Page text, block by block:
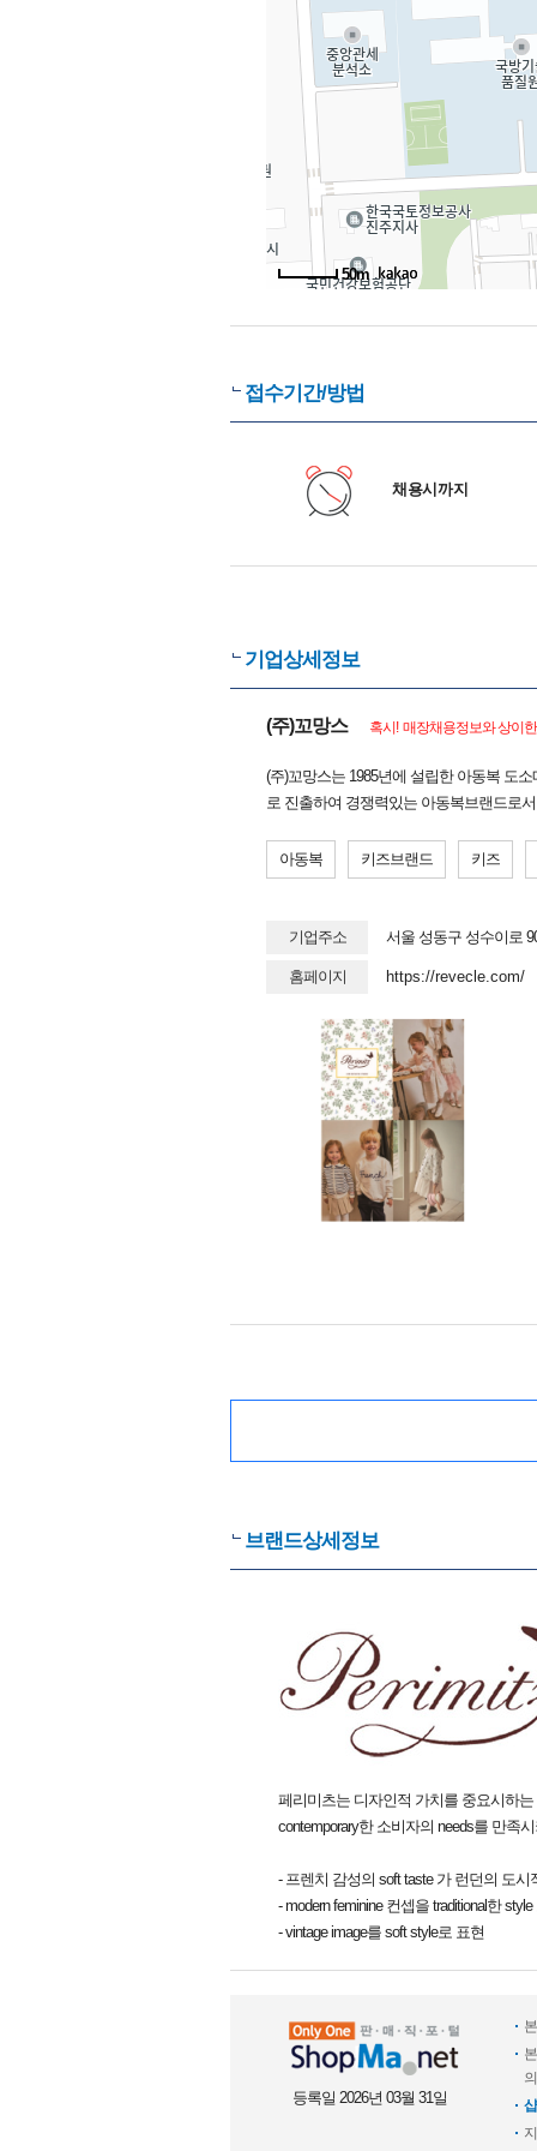
50m
접수기간/방법
채용시까지
기업상세정보
(주)꼬망스 혹시! 매장채용정보와 상이
(주)꼬망스는 1985년에 설립한 아동복 도
로 진출하여 경쟁력있는 아동복브랜드로
아동복 키즈브랜드 키즈
기업주소 서울 성동구 성수이로
홈페이지 https://revecle.com/
브랜드상세정보
페리미츠는 디자인적 가치를 중요시하는
contemporary한 소비자의 needs를 만족
- 프렌치 감성의 soft taste 가 런던의 도
- modern feminine 컨셉을 traditional한
- vintage image를 soft style로 표현
등록일 2026년 03월 31일